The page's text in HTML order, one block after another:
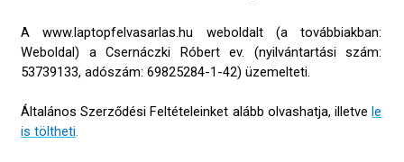
A www.laptopfelvasarlas.hu weboldalt (a továbbiakban:
Weboldal) a Csernáczki Róbert ev. (nyilvántartási szám:
53739133, adószám: 69825284-1-42) üzemelteti.
Általános Szerződési Feltételeinket alább olvashatja, illetvele
is töltheti.